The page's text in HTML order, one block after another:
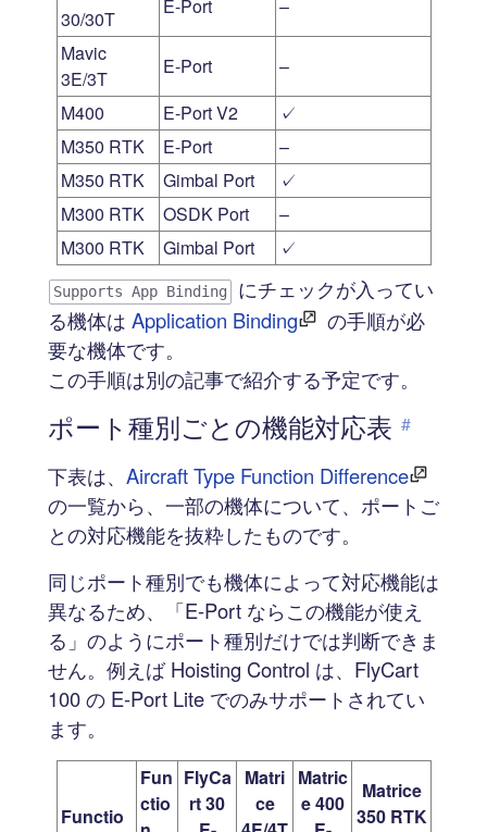
30/30T
E-Port
–
Mavic
3E/3T
E-Port
–
M400
E-Port V2
✓
M350 RTK
E-Port
–
M350 RTK
Gimbal Port
✓
M300 RTK
OSDK Port
–
M300 RTK
Gimbal Port ✓
Supports App Binding
にチェックが入ってい
る機体は Application Binding
の手順が必
要な機体です。
この手順は別の記事で紹介する予定です。
ポート種別ごとの機能対応表 #
下表は、 Aircraft Type Function Difference
の一覧から、一部の機体について、ポートご
との対応機能を抜粋したものです。
同じポート種別でも機体によって対応機能は
異なるため、「E-Port ならこの機能が使え
る」のようにポート種別だけでは判断できま
せん。例えば Hoisting Control は、FlyCart
100 の E-Port Lite でのみサポートされてい
ます。
Functio
Fun
ctio
FlyCa
rt 30
Matri
ce
Matric
e 400
Matrice
350 RTK